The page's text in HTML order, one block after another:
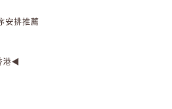
安排推薦
港◀